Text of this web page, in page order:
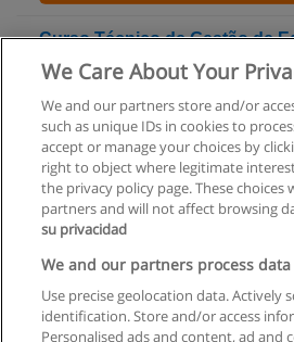
Curso Técnico de Gestão de
Informáticos
Solicite
Regras de uso
Privacidade de
We Care About Your
We and our partners store and/or
such as unique IDs in cookies to
accept or manage your choices by
right to object where legitimate
the privacy policy page. These choices
partners and will not affect browsing
su privacidad
We and our partners process
Use precise geolocation data. Actively
identification. Store and/or access
Personalised ads and content, ad and